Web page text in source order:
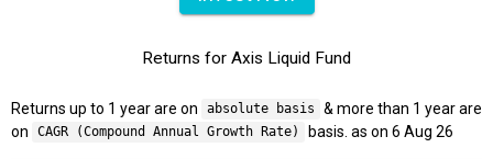
Returns for Axis Liquid Fund
Returns up to 1 year are on absolute basis
& more than 1 year are
on
CAGR (Compound Annual Growth Rate) basis. as on 6 Aug 26